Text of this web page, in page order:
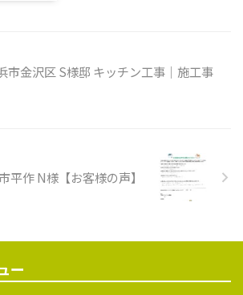
市金沢区 S様邸 キッチン工事｜施工事
平作 N様【お客様の声】
ー